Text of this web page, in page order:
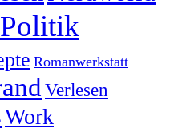
Politik
Romanwerkstatt
Verlesen
Work